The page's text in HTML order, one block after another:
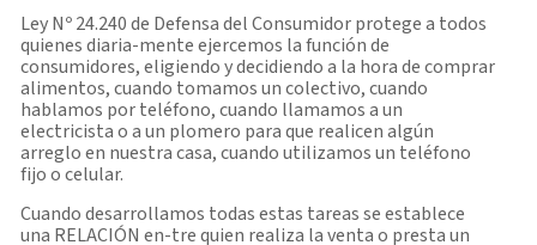
Ley Nº 24.240 de Defensa del Consumidor protege a todos
quienes diaria-mente ejercemos la función de
consumidores, eligiendo y decidiendo a la hora de comprar
alimentos, cuando tomamos un colectivo, cuando
hablamos por teléfono, cuando llamamos a un
electricista o a un plomero para que realicen algún
arreglo en nuestra casa, cuando utilizamos un teléfono
fijo o celular.
Cuando desarrollamos todas estas tareas se establece
una RELACIÓN en-tre quien realiza la venta o presta un